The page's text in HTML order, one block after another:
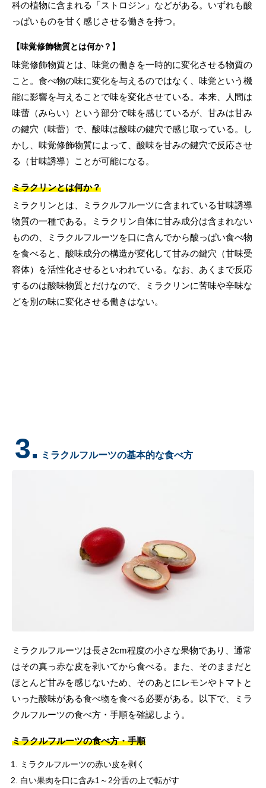
科の植物に含まれる「ストロジン」などがある。いずれも酸
っぱいものを甘く感じさせる働きを持つ。
【味覚修飾物質とは何か？】
味覚修飾物質とは、味覚の働きを一時的に変化させる物質の
こと。食べ物の味に変化を与えるのではなく、味覚という機
能に影響を与えることで味を変化させている。本来、人間は
味蕾（みらい）という部分で味を感じているが、甘みは甘み
の鍵穴（味蕾）で、酸味は酸味の鍵穴で感じ取っている。し
かし、味覚修飾物質によって、酸味を甘みの鍵穴で反応させ
る（甘味誘導）ことが可能になる。
ミラクリンとは何か？
ミラクリンとは、ミラクルフルーツに含まれている甘味誘導
物質の一種である。ミラクリン自体に甘み成分は含まれない
ものの、ミラクルフルーツを口に含んでから酸っぱい食べ物
を食べると、酸味成分の構造が変化して甘みの鍵穴（甘味受
容体）を活性化させるといわれている。なお、あくまで反応
するのは酸味物質とだけなので、ミラクリンに苦味や辛味な
どを別の味に変化させる働きはない。
3. ミラクルフルーツの基本的な食べ方
ミラクルフルーツは長さ2cm程度の小さな果物であり、通常
はその真っ赤な皮を剥いてから食べる。また、そのままだと
ほとんど甘みを感じないため、そのあとにレモンやトマトと
いった酸味がある食べ物を食べる必要がある。以下で、ミラ
クルフルーツの食べ方・手順を確認しよう。
ミラクルフルーツの食べ方・手順
ミラクルフルーツの赤い皮を剥く
白い果肉を口に含み1～2分舌の上で転がす